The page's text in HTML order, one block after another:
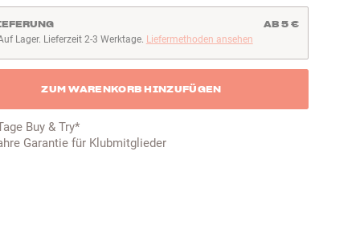
Lager. Lieferzeit 2-3 Werktage
Lager. Lieferzeit 2-3 Werktage. Liefermethoden ansehen
AB 5 €
ZUM WARENKORB HINZUFÜGEN
Buy & Try*
Garantie für Klubmitglieder